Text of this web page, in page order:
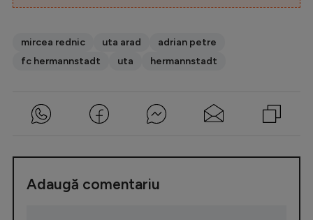
mircea rednic uta arad
adrian petre
fc hermannstadt
uta hermannstadt
Adaugă comentariu